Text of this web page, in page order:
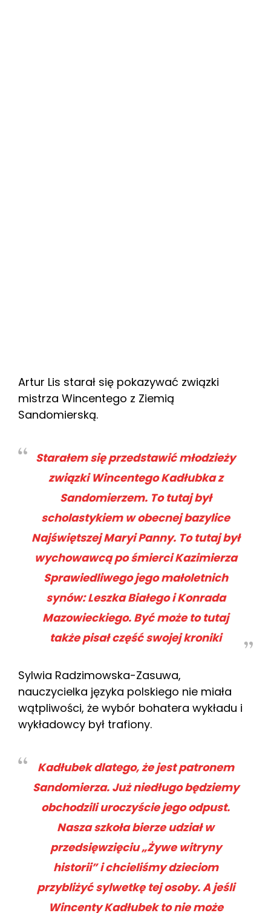
Artur Lis starał się pokazywać związki
mistrza Wincentego z Ziemią
Sandomierską.
Starałem się przedstawić młodzieży
związki Wincentego Kadłubka z
Sandomierzem. To tutaj był
scholastykiem w obecnej bazylice
Najświętszej Maryi Panny. To tutaj był
wychowawcą po śmierci Kazimierza
Sprawiedliwego jego małoletnich
synów: Leszka Białego i Konrada
Mazowieckiego. Być może to tutaj
także pisał część swojej kroniki
Sylwia Radzimowska-Zasuwa,
nauczycielka języka polskiego nie miała
wątpliwości, że wybór bohatera wykładu i
wykładowcy był trafiony.
Kadłubek dlatego, że jest patronem
Sandomierza. Już niedługo będziemy
obchodzili uroczyście jego odpust.
Nasza szkoła bierze udział w
przedsięwzięciu „Żywe witryny
historii” i chcieliśmy dzieciom
przybliżyć sylwetkę tej osoby. A jeśli
Wincenty Kadłubek to nie może